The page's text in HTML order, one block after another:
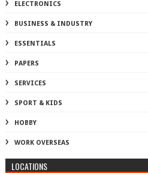
ELECTRONICS
BUSINESS & INDUSTRY
ESSENTIALS
PAPERS
SERVICES
SPORT & KIDS
HOBBY
WORK OVERSEAS
LOCATIONS